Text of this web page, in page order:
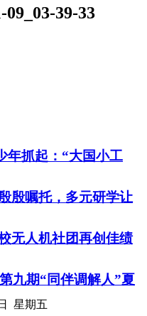
09_03-39-33
年抓起：“大国小工
演
殷嘱托，多元研学让
无人机社团再创佳绩
九期“同伴调解人”夏
星期五